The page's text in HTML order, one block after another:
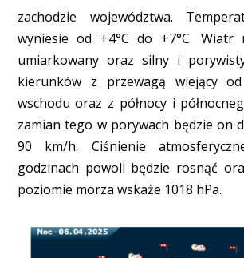
zachodzie województwa.
wyniesie od +4°C do +7°C. Wiatr
umiarkowany oraz silny i
kierunków z przewagą wiejący
wschodu oraz z północy i
zamian tego w porywach będzie on
90 km/h. Ciśnienie
godzinach powoli będzie rosnąć
poziomie morza wskaże 1018 hPa.